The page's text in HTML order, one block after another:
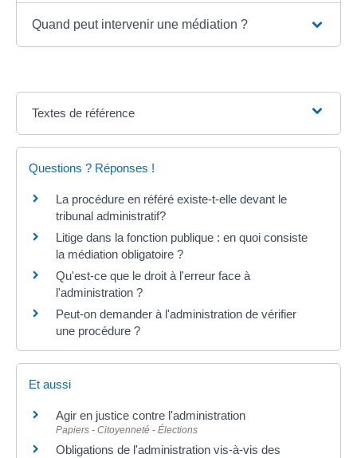
Quand peut intervenir une médiation ?
Textes de référence
Questions ? Réponses !
La procédure en référé existe-t-elle devant le
tribunal administratif?
Litige dans la fonction publique : en quoi consiste
la médiation obligatoire ?
Qu'est-ce que le droit à l'erreur face à
l'administration ?
Peut-on demander à l'administration de vérifier
une procédure ?
Et aussi
Agir en justice contre l'administration
Papiers - Citoyenneté - Élections
Obligations de l'administration vis-à-vis des